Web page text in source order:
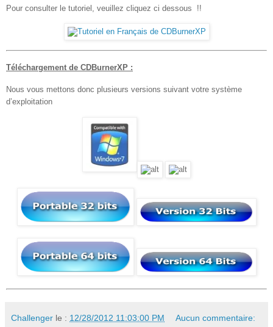
Pour consulter le tutoriel, veuillez cliquez ci dessous !!
Téléchargement de CDBurnerXP :
Nous vous mettons donc plusieurs versions suivant votre système
d’exploitation
Challenger le : 12/28/2012 11:03:00 PM Aucun commentaire: